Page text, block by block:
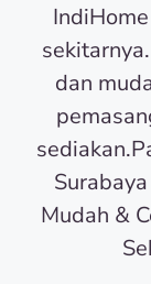
dan
Mudah &